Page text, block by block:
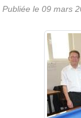
Publiée le 09 mars